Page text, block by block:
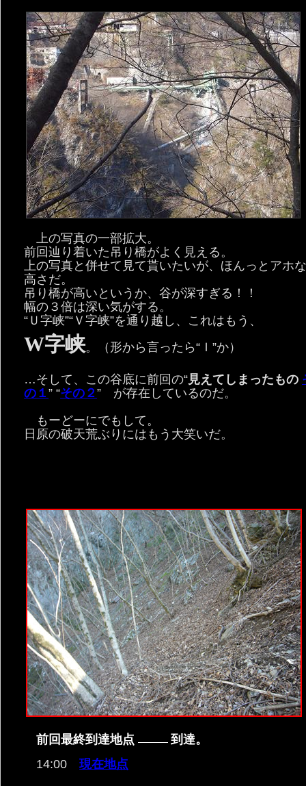
上の写真の一部拡大。
前回辿り着いた吊り橋がよく見える。
上の写真と併せて見て貰いたいが、ほんっとアホ
高さだ。
吊り橋が高いというか、谷が深すぎる！！
幅の３倍は深い気がする。
“Ｕ字峡”“Ｖ字峡”を通り越し、これはもう、
W字峡。（形から言ったら“Ｉ”か）
…そして、この谷底に前回の“見えてしまったもの
の１” “その２” が存在しているのだ。
もーどーにでもして。
日原の破天荒ぶりにはもう大笑いだ。
前回最終到達地点
到達。
14:00現在地点